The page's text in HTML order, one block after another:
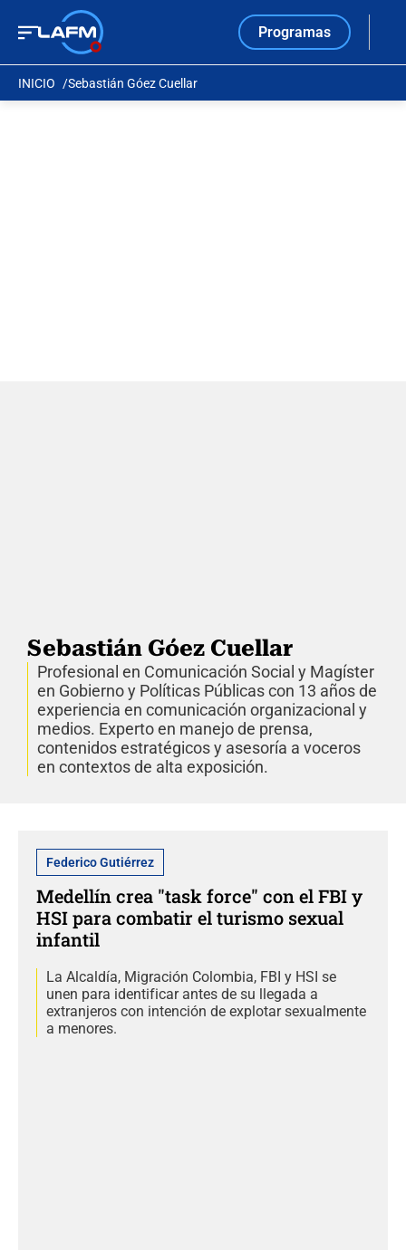
Programas
INICIO Sebastián Góez Cuellar
Sebastián Góez Cuellar
Profesional en Comunicación Social y Magíster
en Gobierno y Políticas Públicas con 13 años de
experiencia en comunicación organizacional y
medios. Experto en manejo de prensa,
contenidos estratégicos y asesoría a voceros
en contextos de alta exposición.
Federico Gutiérrez
Medellín crea "task force" con el FBI y
HSI para combatir el turismo sexual
infantil
La Alcaldía, Migración Colombia, FBI y HSI se
unen para identificar antes de su llegada a
extranjeros con intención de explotar sexualmente
a menores.